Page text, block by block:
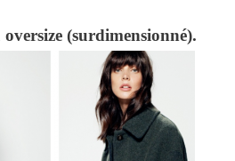
(surdimensionné).